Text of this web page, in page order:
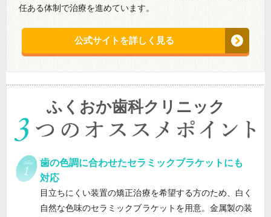
任ある体制で治療を進めています。
公式サイトを詳しく見る
ふくおか歯科クリニック
歯の色調に合わせたセラミックブラケットにも
対応
目立ちにくい装置の矯正治療を希望する方のため、白く
自然な色味のセラミックブラケットを用意。金属製の装